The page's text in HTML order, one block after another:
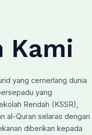
Kami
yang cemerlang dunia
yang
Rendah (KSSR),
al-Quran selaras dengan
diberikan kepada